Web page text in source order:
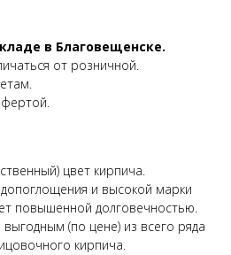
в Благовещенске.
от розничной.
цвет кирпича.
и высокой марки
повышенной долговечностью.
выгодным (по цене) из всего ряда
кирпича.